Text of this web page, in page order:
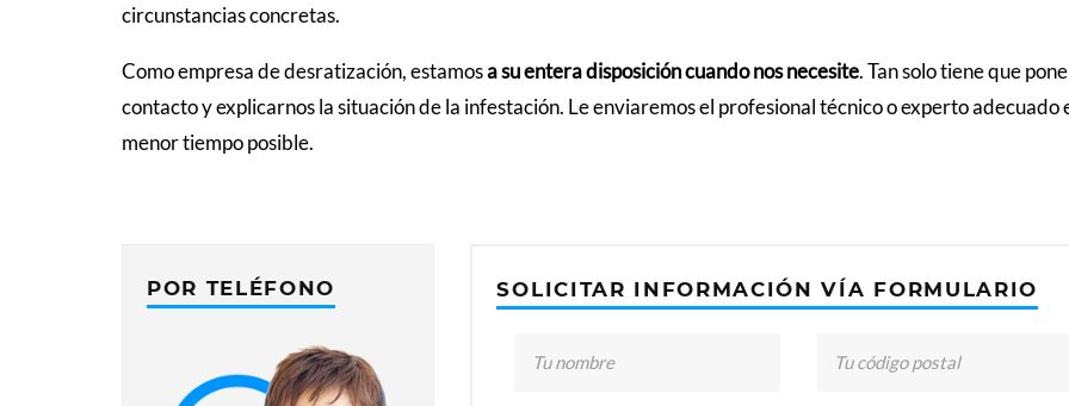
circunstancias concretas.
Como empresa de desratización, estamosa su entera disposición cuando nos necesite. Tan solo tiene que
contacto y explicarnos la situación de la infestación. Le enviaremos el profesional técnico o experto adecuado
menor tiempo posible.
POR TELÉFONO SOLICITAR INFORMACIÓN VÍA FORMULARIO